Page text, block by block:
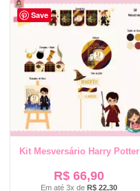
Save
Kit Mesversário Harry Potter
R$ 66,90
Em até 3x de R$ 22,30